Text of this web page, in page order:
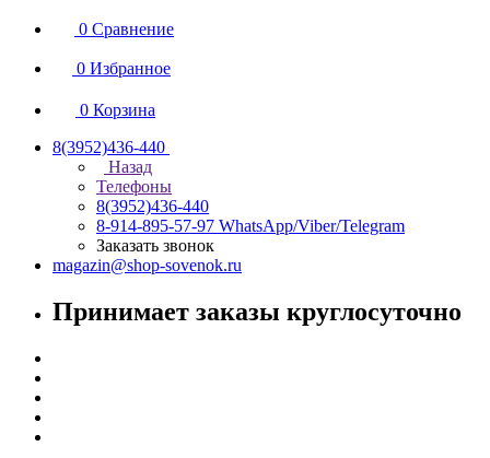
0 Сравнение
0 Избранное
0 Корзина
8(3952)436-440
Назад
Телефоны
8(3952)436-440
8-914-895-57-97 WhatsApp/Viber/Telegram
Заказать звонок
magazin@shop-sovenok.ru
Принимает заказы круглосуточно